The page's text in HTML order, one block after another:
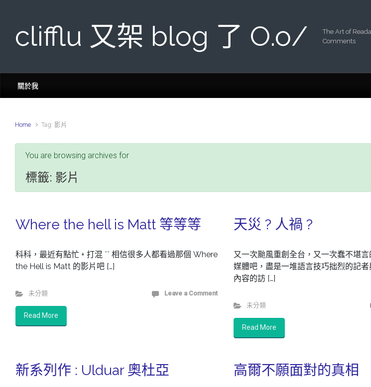
clifflu 又架 blog 了 O.o/
The Art of
Comments
關於我
Home Tag: 影片
You are browsing archives for
標籤: 影片
Where the hell is Matt 等等等
科科，最近有點忙 + 打混 ˇˇ 相信很多人都看過那個 Where
the Hell is Matt 的影片吧 […]
未分類 Leave a Comment
Read More
天災 ? 人禍 ?
又一次颱風重創全台，又一次蠢不堪
媒體吧，盡是一堆語言技巧拙烈的記
內容的訪 […]
未分類
Read More
新系列作 : Ulduar 奧杜亞 高爾不願面對的真相